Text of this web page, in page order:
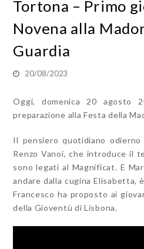
Tortona – Primo
Novena alla
Guardia
20/08/2023
Oggi, domenica 20 agosto
preparazione alla Festa della
Il pensiero quotidiano
Renzo Vanoi, che introduce il
sono legati al Magnificat. E
andare dalla cugina Elisabetta,
Francesco ha proposto ai
della Gioventù di Lisbona.